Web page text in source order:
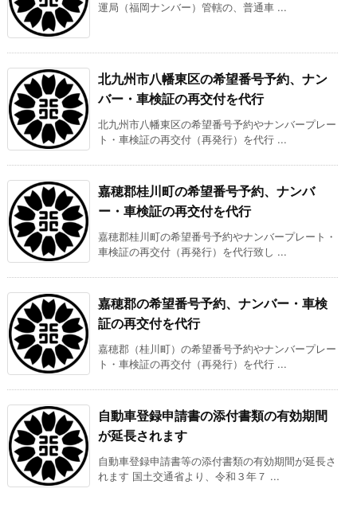
運局（福岡ナンバー）管轄の、普通車 ...
北九州市八幡東区の希望番号予約、ナン
バー・車検証の再交付を代行
北九州市八幡東区の希望番号予約やナンバープレー
ト・車検証の再交付（再発行）を代行 ...
嘉穂郡桂川町の希望番号予約、ナンバ
ー・車検証の再交付を代行
嘉穂郡桂川町の希望番号予約やナンバープレート・
車検証の再交付（再発行）を代行致し ...
嘉穂郡の希望番号予約、ナンバー・車検
証の再交付を代行
嘉穂郡（桂川町）の希望番号予約やナンバープレー
ト・車検証の再交付（再発行）を代行 ...
自動車登録申請書の添付書類の有効期間
が延長されます
自動車登録申請書等の添付書類の有効期間が延長さ
れます 国土交通省より、令和３年７ ...